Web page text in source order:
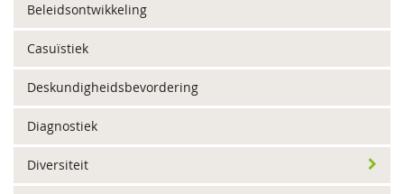
Beleidsontwikkeling
Casuïstiek
Deskundigheidsbevordering
Diagnostiek
Diversiteit